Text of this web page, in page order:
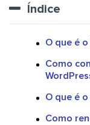
Índice
O que é
Como
O que é
Como